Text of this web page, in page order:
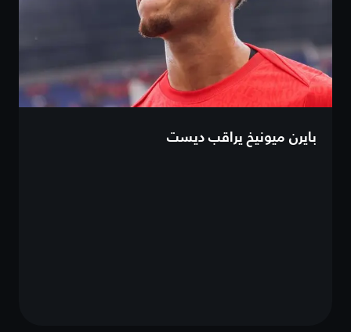
بايرن ميونيخ يراقب ديست